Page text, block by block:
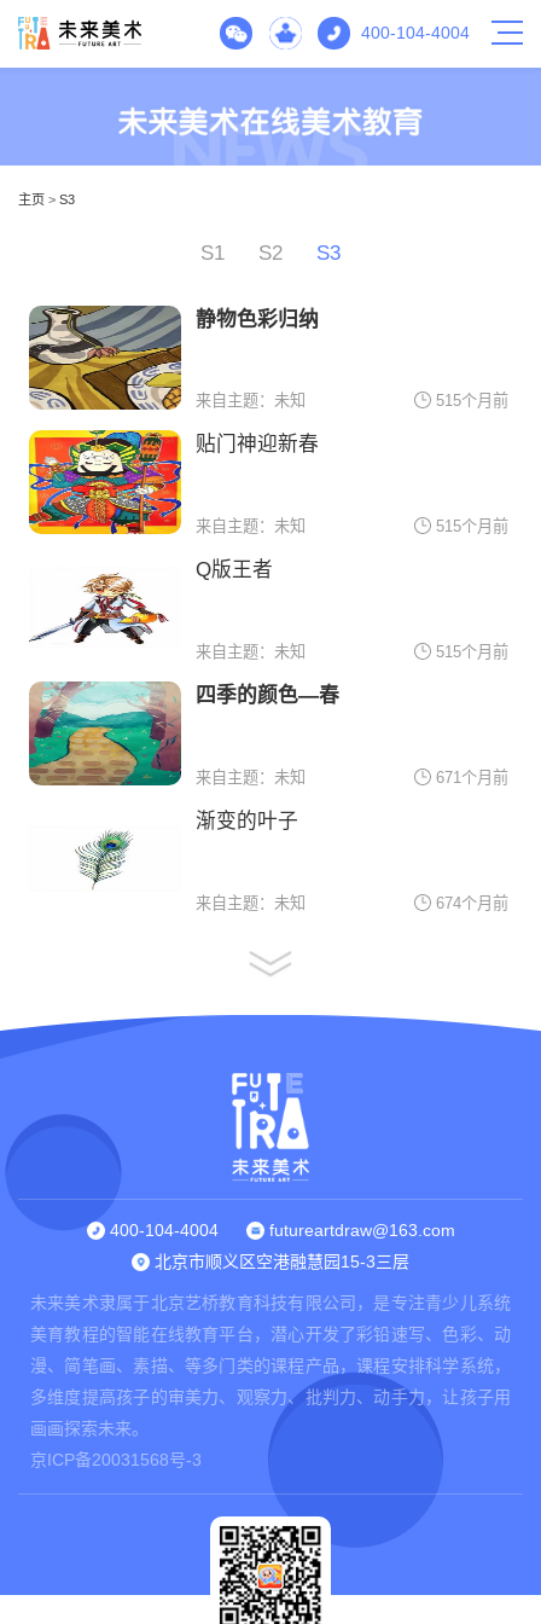
400-104-4004
主页 > S3
S1 S2 S3
静物色彩归纳
来自主题：未知 515个月前
贴门神迎新春
来自主题：未知 515个月前
Q版王者
来自主题：未知 515个月前
四季的颜色—春
来自主题：未知 671个月前
渐变的叶子
来自主题：未知 674个月前
400-104-4004
futureartdraw@163.com
北京市顺义区空港融慧园15-3三层
未来美术隶属于北京艺桥教育科技有限公司，是专注青少儿系统
美育教程的智能在线教育平台，潜心开发了彩铅速写、色彩、动
漫、简笔画、素描、等多门类的课程产品，课程安排科学系统，
多维度提高孩子的审美力、观察力、批判力、动手力，让孩子用
画画探索未来。
京ICP备20031568号-3